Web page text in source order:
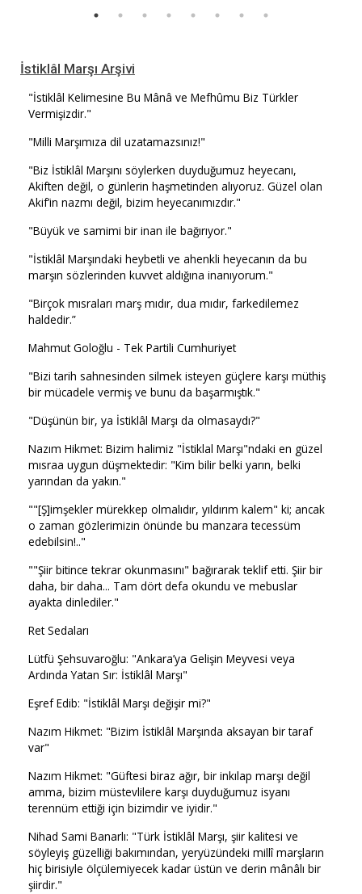
İstiklâl Marşı Arşivi
"İstiklâl Kelimesine Bu Mânâ ve Mefhûmu Biz Türkler
Vermişizdir."
"Milli Marşımıza dil uzatamazsınız!"
"Biz İstiklâl Marşını söylerken duyduğumuz heyecanı,
Akiften değil, o günlerin haşmetinden alıyoruz. Güzel olan
Akif’in nazmı değil, bizim heyecanımızdır."
"Büyük ve samimi bir inan ile bağırıyor."
"İstiklâl Marşındaki heybetli ve ahenkli heyecanın da bu
marşın sözlerinden kuvvet aldığına inanıyorum."
"Birçok mısraları marş mıdır, dua mıdır, farkedilemez
haldedir.”
Mahmut Goloğlu - Tek Partili Cumhuriyet
"Bizi tarih sahnesinden silmek isteyen güçlere karşı müthiş
bir mücadele vermiş ve bunu da başarmıştık."
"Düşünün bir, ya İstiklâl Marşı da olmasaydı?"
Nazım Hikmet: Bizim halimiz "İstiklal Marşı"ndaki en güzel
mısraa uygun düşmektedir: "Kim bilir belki yarın, belki
yarından da yakın."
""[Ş]imşekler mürekkep olmalıdır, yıldırım kalem" ki; ancak
o zaman gözlerimizin önünde bu manzara tecessüm
edebilsin!.."
""Şiir bitince tekrar okunmasını" bağırarak teklif etti. Şiir bir
daha, bir daha... Tam dört defa okundu ve mebuslar
ayakta dinlediler."
Ret Sedaları
Lütfü Şehsuvaroğlu: "Ankara’ya Gelişin Meyvesi veya
Ardında Yatan Sır: İstiklâl Marşı"
Eşref Edib: "İstiklâl Marşı değişir mi?"
Nazım Hikmet: "Bizim İstiklâl Marşında aksayan bir taraf
var"
Nazım Hikmet: "Güftesi biraz ağır, bir inkılap marşı değil
amma, bizim müstevlilere karşı duyduğumuz isyanı
terennüm ettiği için bizimdir ve iyidir."
Nihad Sami Banarlı: "Türk İstiklâl Marşı, şiir kalitesi ve
söyleyiş güzelliği bakımından, yeryüzündeki millî marşların
hiç birisiyle ölçülemiyecek kadar üstün ve derin mânâlı bir
şiirdir."